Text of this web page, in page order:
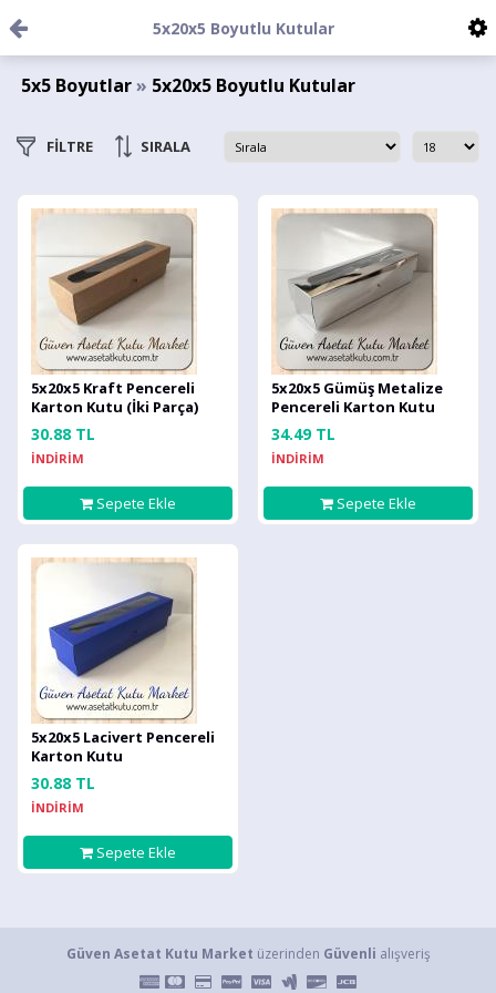
5x20x5 Boyutlu Kutular
5x5 Boyutlar» 5x20x5 Boyutlu Kutular
FİLTRE SIRALA
5x20x5 Kraft Pencereli
Karton Kutu (İki Parça)
30.88 TL
İNDİRİM
Sepete Ekle
5x20x5 Gümüş Metalize
Pencereli Karton Kutu
34.49 TL
İNDİRİM
Sepete Ekle
5x20x5 Lacivert Pencereli
Karton Kutu
30.88 TL
İNDİRİM
Sepete Ekle
Güven Asetat Kutu Market üzerinden Güvenli alışveriş